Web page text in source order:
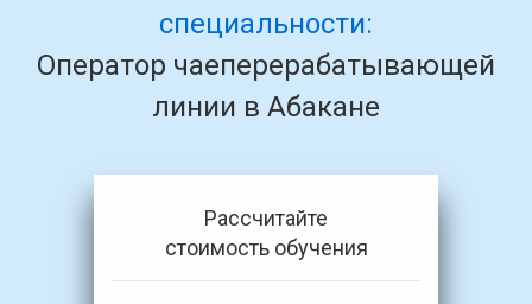
специальности:
Оператор чаеперерабатывающей
линии в Абакане
Рассчитайте
стоимость обучения